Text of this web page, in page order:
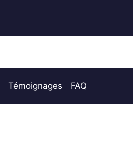
Témoignages FAQ